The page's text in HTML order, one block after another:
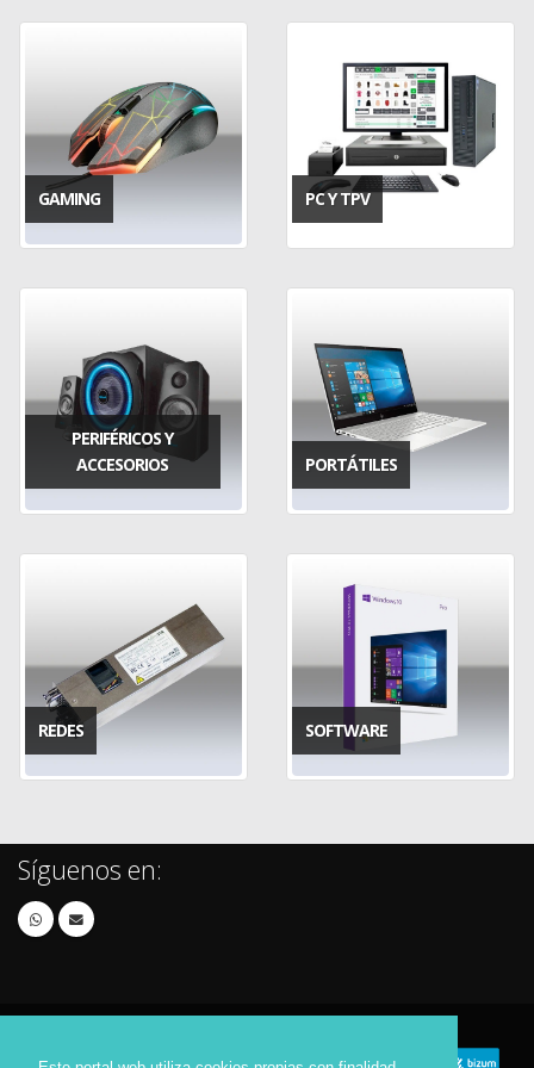
GAMING PC Y TPV
PERIFÉRICOS Y
ACCESORIOS
PORTÁTILES
REDES SOFTWARE
Síguenos en: